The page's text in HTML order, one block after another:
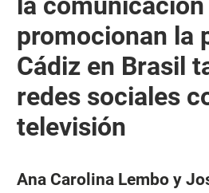
promocionan la
Cádiz en Brasil
redes sociales
televisión
Ana Carolina Lembo y